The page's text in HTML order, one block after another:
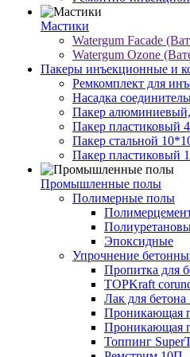
Мастики
Watergum Facade
Watergum Ozone
Пакеры инъекционные и
Ремкомплект для
Насадка
Пакер
Пакер пластиковый
Пакер стальной
Пакер пластиковый
Промышленные полы
Полимерные полы
Эпоксидные
Упрочнение
Пропитка для
TOPKraft
Лак для бетона
Проникающая
Проникающая
Топпинг